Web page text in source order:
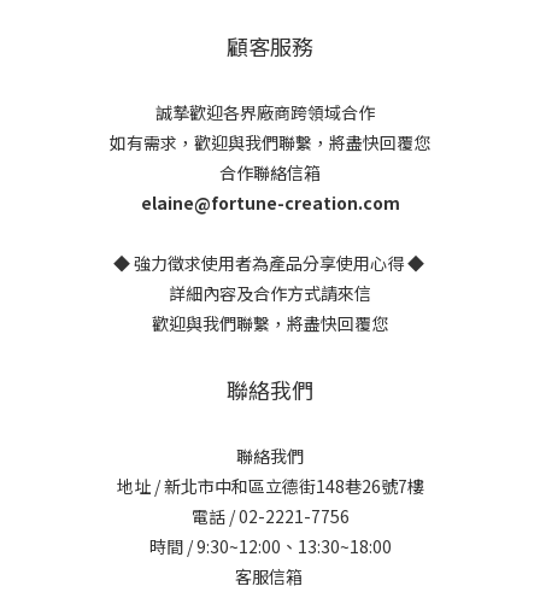
顧客服務
誠摯歡迎各界廠商跨領域合作
如有需求，歡迎與我們聯繫，將盡快回覆您
合作聯絡信箱
elaine@fortune-creation.com
◆ 強力徵求使用者為產品分享使用心得 ◆
詳細內容及合作方式請來信
歡迎與我們聯繫，將盡快回覆您
聯絡我們
聯絡我們
地址 / 新北市中和區立德街148巷26號7樓
電話 / 02-2221-7756
時間 / 9:30~12:00、13:30~18:00
客服信箱